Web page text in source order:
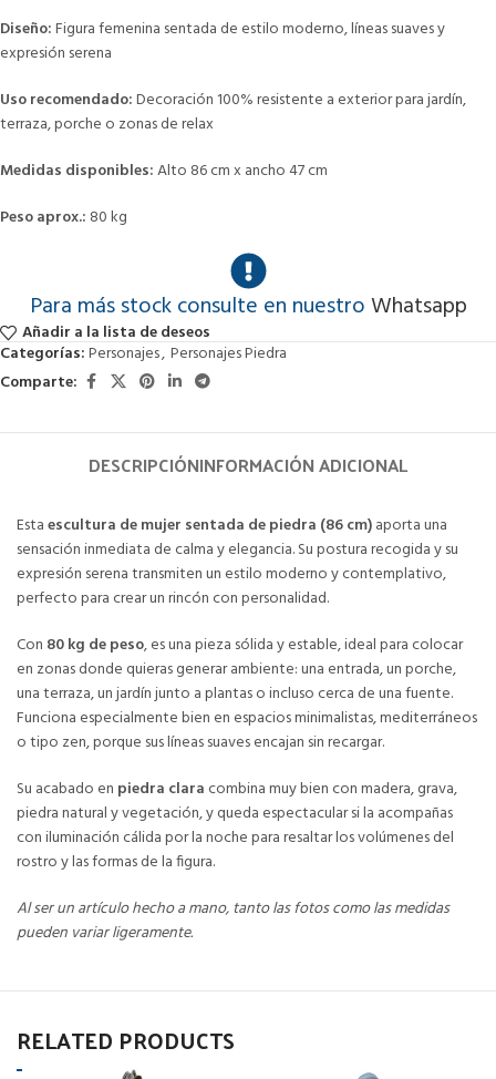
Diseño:Figura femenina sentada de estilo moderno, líneas suaves y
expresión serena
Uso recomendado:Decoración 100% resistente a exterior para jardín,
terraza, porche o zonas de relax
Medidas disponibles:Alto 86 cm x ancho 47 cm
Peso aprox.: 80 kg
Para más stock consulte en nuestroWhatsapp
Añadir a la lista de deseos
Categorías:Personajes, Personajes Piedra
Comparte:
DESCRIPCIÓNINFORMACIÓN ADICIONAL
Estaescultura de mujer sentada de piedra (86 cm)aporta una
sensación inmediata de calma y elegancia. Su postura recogida y su
expresión serena transmiten un estilo moderno y contemplativo,
perfecto para crear un rincón con personalidad.
Con 80 kg de peso, es una pieza sólida y estable, ideal para colocar
en zonas donde quieras generar ambiente: una entrada, un porche,
una terraza, un jardín junto a plantas o incluso cerca de una fuente.
Funciona especialmente bien en espacios minimalistas, mediterráneos
o tipo zen, porque sus líneas suaves encajan sin recargar.
Su acabado en piedra clara combina muy bien con madera, grava,
piedra natural y vegetación, y queda espectacular si la acompañas
con iluminación cálida por la noche para resaltar los volúmenes del
rostro y las formas de la figura.
Al ser un artículo hecho a mano, tanto las fotos como las medidas
pueden variar ligeramente.
RELATED PRODUCTS